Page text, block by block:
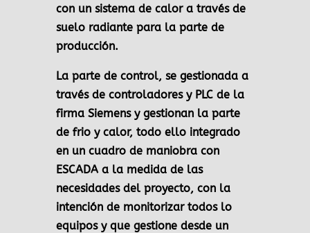
con un sistema de calor a través de
suelo radiante para la parte de
producción.
La parte de control, se gestionada a
través de controladores y PLC de la
firma Siemens y gestionan la parte
de frio y calor, todo ello integrado
en un cuadro de maniobra con
ESCADA a la medida de las
necesidades del proyecto, con la
intención de monitorizar todos lo
equipos y que gestione desde un